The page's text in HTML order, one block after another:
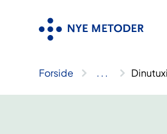
Forside .. .